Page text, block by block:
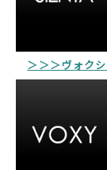
＞＞＞ヴォク